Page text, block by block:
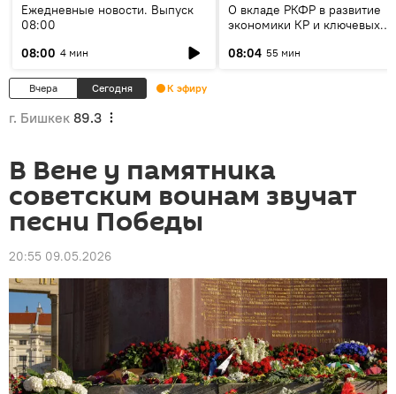
Ежедневные новости. Выпуск
08:00
08:00 4 мин
О вкладе РКФР в развитие
экономики КР и ключевых
08:04 55 мин
Вчера Сегодня К эфиру
г. Бишкек 89.3
В Вене у памятника
советским воинам звучат
песни Победы
20:55 09.05.2026